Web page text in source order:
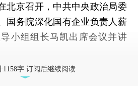
北京召开，中共中央政治局委
国务院深化国有企业负责人薪
小组组长马凯出席会议并讲
1158字 订阅后继续阅读